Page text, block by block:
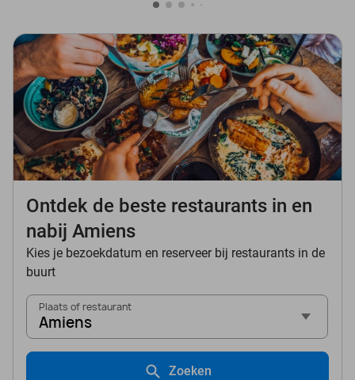
Ontdek de beste restaurants in en
nabij Amiens
Kies je bezoekdatum en reserveer bij restaurants in de
buurt
Plaats of restaurant
Amiens
Zoeken